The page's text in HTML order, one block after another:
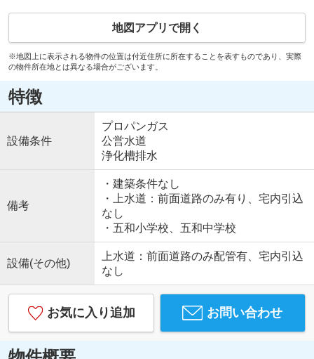
地図アプリで開く
※地図上に表示される物件の位置は付近住所に所在することを表すものであり、実際
の物件所在地とは異なる場合がございます。
特徴
設備条件
プロパンガス
公営水道
浄化槽排水
備考
・建築条件なし
・上水道：前面道路のみ有り、宅内引込
なし
・五和小学校、五和中学校
設備(その他)
上水道：前面道路のみ配管有、宅内引込
なし
お気に入り追加 お問い合わせ